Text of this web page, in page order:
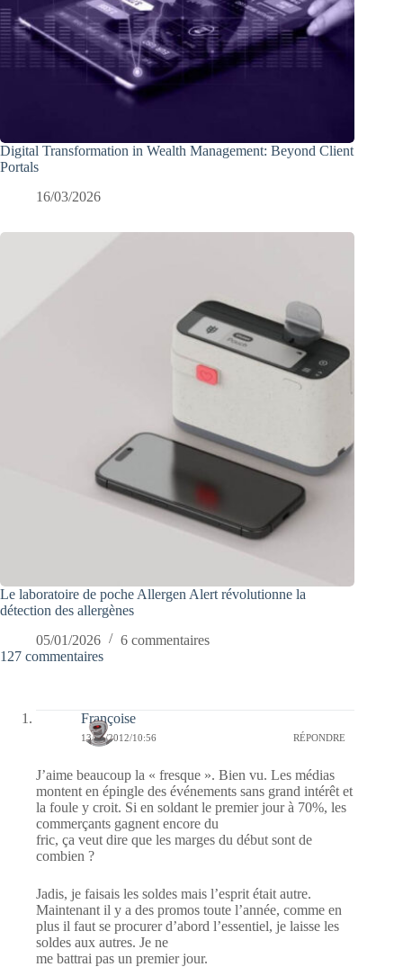
Digital Transformation in Wealth Management: Beyond Client
Portals
16/03/2026
Le laboratoire de poche Allergen Alert révolutionne la
détection des allergènes
05/01/2026
6 commentaires
127 commentaires
Françoise
13/01/2012/10:56 RÉPONDRE
J’aime beaucoup la « fresque ». Bien vu. Les médias
montent en épingle des événements sans grand intérêt et
la foule y croit. Si en soldant le premier jour à 70%, les
commerçants gagnent encore du
fric, ça veut dire que les marges du début sont de
combien ?
Jadis, je faisais les soldes mais l’esprit était autre.
Maintenant il y a des promos toute l’année, comme en
plus il faut se procurer d’abord l’essentiel, je laisse les
soldes aux autres. Je ne
me battrai pas un premier jour.